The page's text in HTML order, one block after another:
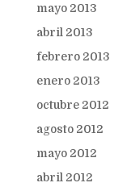
mayo 2013
abril 2013
febrero 2013
enero 2013
octubre 2012
agosto 2012
mayo 2012
abril 2012